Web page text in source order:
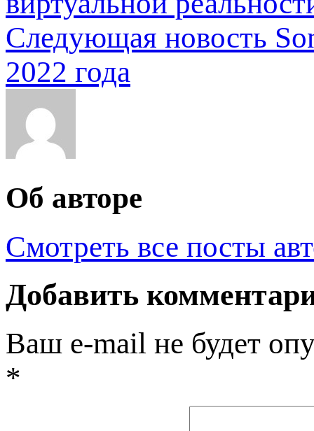
Следующая новость
2022 года
Об авторе
Смотреть все посты
Добавить
Ваш e-mail не будет
*